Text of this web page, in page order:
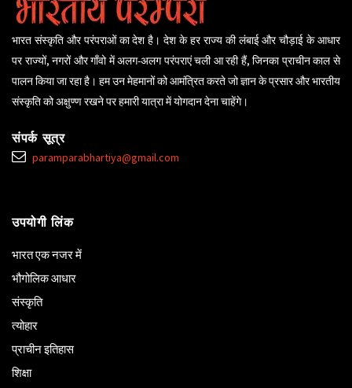
भारत संस्कृति और परंपराओं का देश है। देश के हर राज्य की लंबाई और चौड़ाई के आधार
पर राज्यों, नगरों और गाँवो में अलग-अलग परंपराएं चली आ रही हैं, जिनका प्राचीन काल से
पालन किया जा रहा है। हम उन मेहमानों को आमंत्रित करते जो ज्ञान के प्रसार और भारतीय
संस्कृति को अक्षुण्ण रखने पर हमारी यात्रा में योगदान देना चाहेंगे।
संपर्क सूत्र
paramparabhartiya@gmail.com
उपयोगी लिंक
भारत एक नजर में
भौगोलिक आधार
संस्कृति
त्योहार
प्राचीन इतिहास
शिक्षा